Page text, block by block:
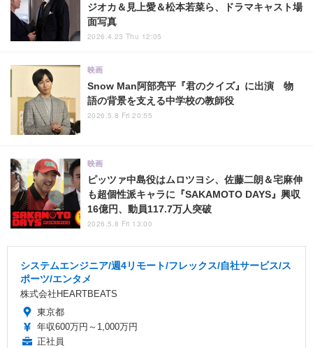
ジオカ＆見上愛＆松本若菜ら、ドラマキャスト場
面写真
2026.4.23 Thu 12:05
Snow Man阿部亮平『君のクイズ』に出演 物
語の背景を支える中学校の教師役
映画
2026.5.8 Fri 20:55
ピッツァ中島役はムロツヨシ、佐藤二朗＆宅麻伸
も超個性派キャラに『SAKAMOTO DAYS』興収
16億円、動員117.7万人突破
映画
2026.5.8 Fri 13:00
システムエンジニア/週4リモート/フレックス/自社サービス/ス
ポーツ/エンタメ
株式会社HEARTBEATS
東京都
年収600万円～1,000万円
正社員